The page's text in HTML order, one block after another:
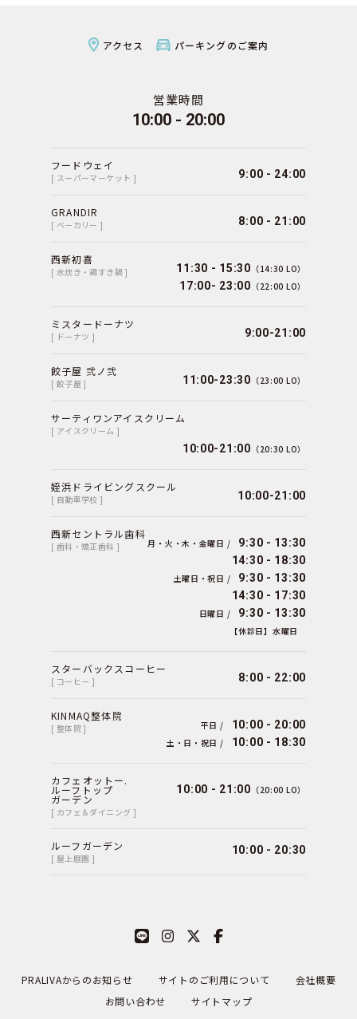
アクセス パーキングのご案内
営業時間
10:00 - 20:00
フードウェイ
[ スーパーマーケット ] 9:00 - 24:00
GRANDIR
[ ベーカリー ] 8:00 - 21:00
西新初喜
[ 水炊き・鶏すき鍋 ] 11:30 - 15:30 （14:30 LO）
17:00- 23:00 （22:00 LO）
ミスタードーナツ
[ ドーナツ ] 9:00-21:00
餃子屋 弐ノ弐
[ 餃子屋 ] 11:00-23:30 （23:00 LO）
サーティワンアイスクリーム
[ アイスクリーム ]
10:00-21:00 （20:30 LO）
姪浜ドライビングスクール
[ 自動車学校 ] 10:00-21:00
西新セントラル歯科
[ 歯科・矯正歯科 ] 月・火・木・金曜日 /
9:30 - 13:30
14:30 - 18:30
土曜日・祝日 /
9:30 - 13:30
14:30 - 17:30
日曜日 / 9:30 - 13:30
【休診日】水曜日
スターバックスコーヒー
[ コーヒー ] 8:00 - 22:00
KINMAQ整体院
[ 整体院 ] 平日 / 10:00 - 20:00
土・日・祝日 / 10:00 - 18:30
カフェオットー.
ルーフトップ
ガーデン
[ カフェ＆ダイニング ]
10:00 - 21:00 （20:00 LO）
ルーフガーデン
[ 屋上庭園 ]
10:00 - 20:30
PRALIVAからのお知らせ サイトのご利用について
会社概要
お問い合わせ
サイトマップ